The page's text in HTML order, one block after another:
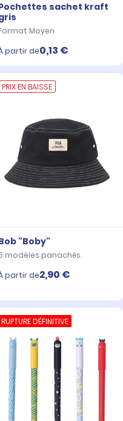
sachet kraft
Moyen
partir de0,13 €
PRIX EN BAISSE
"Boby"
modèles panachés.
partir de2,90 €
RUPTURE DÉFINITIVE